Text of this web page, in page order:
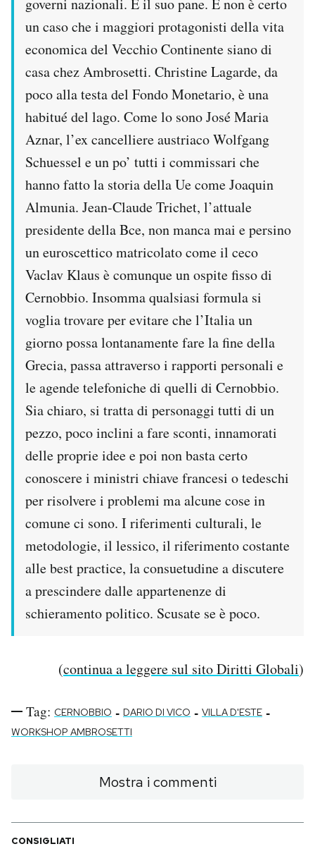
governi nazionali. È il suo pane. E non è certo
un caso che i maggiori protagonisti della vita
economica del Vecchio Continente siano di
casa chez Ambrosetti. Christine Lagarde, da
poco alla testa del Fondo Monetario, è una
habitué del lago. Come lo sono José Maria
Aznar, l’ex cancelliere austriaco Wolfgang
Schuessel e un po’ tutti i commissari che
hanno fatto la storia della Ue come Joaquin
Almunia. Jean-Claude Trichet, l’attuale
presidente della Bce, non manca mai e persino
un euroscettico matricolato come il ceco
Vaclav Klaus è comunque un ospite fisso di
Cernobbio. Insomma qualsiasi formula si
voglia trovare per evitare che l’Italia un
giorno possa lontanamente fare la fine della
Grecia, passa attraverso i rapporti personali e
le agende telefoniche di quelli di Cernobbio.
Sia chiaro, si tratta di personaggi tutti di un
pezzo, poco inclini a fare sconti, innamorati
delle proprie idee e poi non basta certo
conoscere i ministri chiave francesi o tedeschi
per risolvere i problemi ma alcune cose in
comune ci sono. I riferimenti culturali, le
metodologie, il lessico, il riferimento costante
alle best practice, la consuetudine a discutere
a prescindere dalle appartenenze di
schieramento politico. Scusate se è poco.
(continua a leggere sul sito Diritti Globali)
Tag: CERNOBBIO - DARIO DI VICO - VILLA D'ESTE -
WORKSHOP AMBROSETTI
Mostra i commenti
CONSIGLIATI